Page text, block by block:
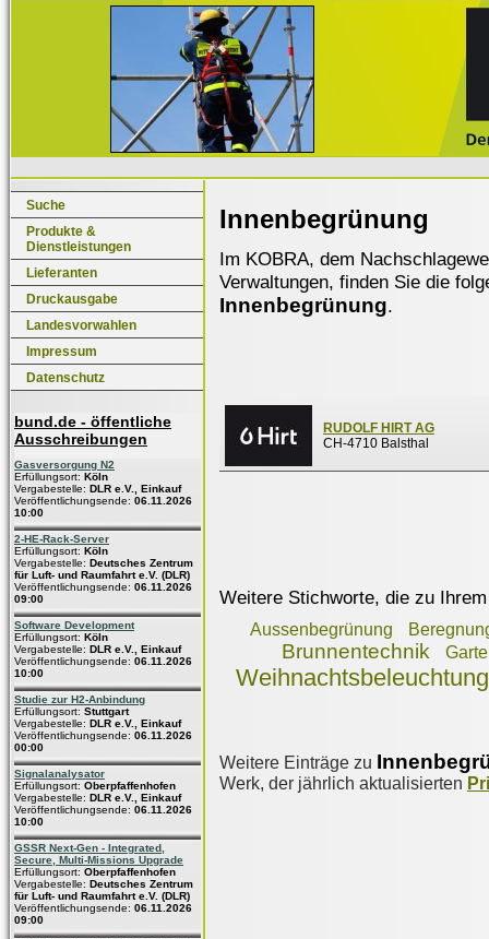
Suche
Produkte &
Dienstleistungen
Lieferanten
Druckausgabe
Landesvorwahlen
Impressum
Datenschutz
bund.de - öffentliche
Ausschreibungen
Gasversorgung N2
Erfüllungsort: Köln
Vergabestelle: DLR e.V., Einkauf
Veröffentlichungsende: 06.11.2026
10:00
2-HE-Rack-Server
Erfüllungsort: Köln
Vergabestelle: Deutsches Zentrum
für Luft- und Raumfahrt e.V. (DLR)
Veröffentlichungsende: 06.11.2026
09:00
Software Development
Erfüllungsort: Köln
Vergabestelle: DLR e.V., Einkauf
Veröffentlichungsende: 06.11.2026
10:00
Studie zur H2-Anbindung
Erfüllungsort: Stuttgart
Vergabestelle: DLR e.V., Einkauf
Veröffentlichungsende: 06.11.2026
00:00
Signalanalysator
Erfüllungsort: Oberpfaffenhofen
Vergabestelle: DLR e.V., Einkauf
Veröffentlichungsende: 06.11.2026
10:00
GSSR Next-Gen - Integrated,
Secure, Multi-Missions Upgrade
Erfüllungsort: Oberpfaffenhofen
Vergabestelle: Deutsches Zentrum
für Luft- und Raumfahrt e.V. (DLR)
Veröffentlichungsende: 06.11.2026
09:00
Innenbegrünung
Im KOBRA, dem
Verwaltungen, finden Sie die
Innenbegrünung.
RUDOLF HIRT AG
CH-4710 Balsthal
Weitere Stichworte, die zu
Aussenbegrünung
Brunnentechnik
Weitere Einträge zu
Werk, der jährlich aktualisierten